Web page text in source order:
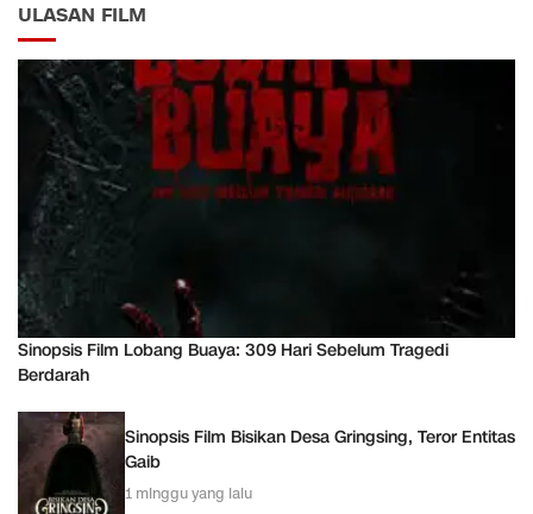
ULASAN FILM
Sinopsis Film Lobang Buaya: 309 Hari Sebelum Tragedi
Berdarah
Sinopsis Film Bisikan Desa Gringsing, Teror Entitas
Gaib
1 minggu yang lalu